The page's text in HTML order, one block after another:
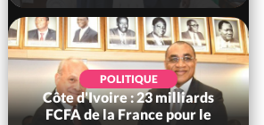
POLITIQUE
Côte d'Ivoire : 23 milliards
FCFA de la France pour le